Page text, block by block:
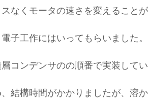
なくモータの速さを変えること
子工作にはいってもらいました。
コンデンサのの順番で実装してい
結構時間がかかりましたが、溶